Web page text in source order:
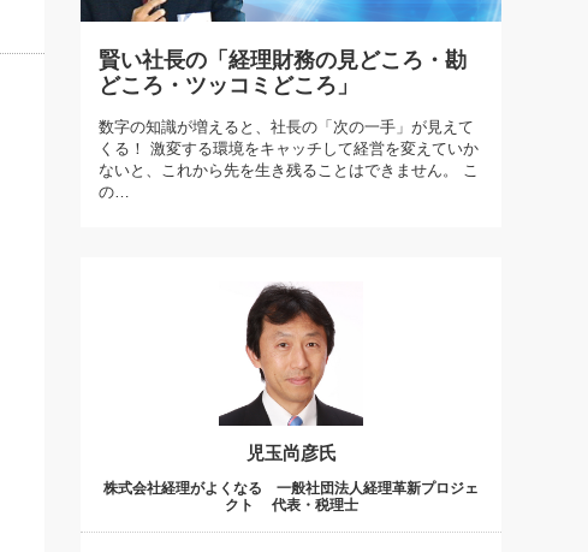
眼と耳で楽しむ読書術(162)
社長の「氣」(30)
米国スポーツ・ビジネスに学ぶ心理学(98)
高橋一喜の『これぞ！"本物の温泉"』(157)
賢い社長の「経理財務の見どころ・勘
どころ・ツッコミどころ」
数字の知識が増えると、社長の「次の一手」が見えて
くる！ 激変する環境をキャッチして経営を変えていか
ないと、これから先を生き残ることはできません。 こ
の…
児玉尚彦氏
株式会社経理がよくなる 一般社団法人経理革新プロジェ
クト 代表・税理士